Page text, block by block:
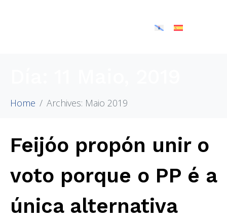
Home Archives: Maio 2019
Feijóo propón unir o
voto porque o PP é a
única alternativa